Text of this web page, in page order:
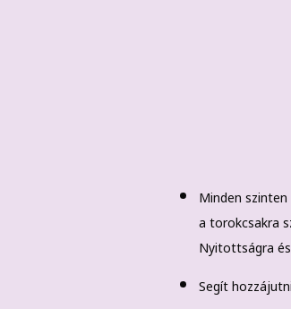
Minden
a torokcsakra
Nyitottságra
Segít